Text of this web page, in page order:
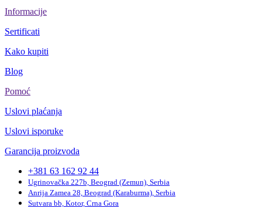
Informacije
Sertificati
Kako kupiti
Blog
Pomoć
Uslovi plaćanja
Uslovi isporuke
Garancija proizvoda
+381 63 162 92 44
Ugrinovačka 227b, Beograd (Zemun), Serbia
Anrija Zamea 28, Beograd (Karaburma), Serbia
Sutvara bb, Kotor, Crna Gora